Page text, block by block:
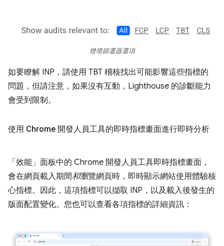
燈塔篩選器選項
如要瞭解 INP，請使用 TBT 稽核找出可能影響這些指標的
問題，但請注意，如果沒有互動，Lighthouse 的診斷能力
會受到限制。
使用 Chrome 開發人員工具的即時指標畫面進行即時分析
「效能」面板中的 Chrome 開發人員工具即時指標畫面，
會在網頁載入期間和瀏覽網頁時，即時顯示網站使用體驗核
心指標。因此，這項指標可以擷取 INP，以及載入後發生的
版面配置變化。您也可以查看各項指標的詳細資訊：